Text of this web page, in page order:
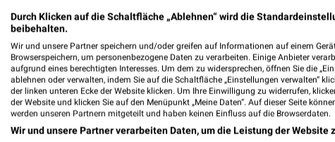
Angebote-Kalender für Kik in
Aug.
03Mo 04Di 05Mi 06 Do 07 Fr
Durch Klicken auf die Schaltfläche „Ablehnen“ wird die
beibehalten.
Wir und unsere Partner speichern und/oder greifen auf Informationen auf einem
Browserspeichern, um personenbezogene Daten zu verarbeiten. Einige Anbieter
aufgrund eines berechtigten Interesses. Um dem zu widersprechen, öffnen Sie die
ablehnen oder verwalten, indem Sie auf die Schaltfläche „Einstellungen verwalten“
der linken unteren Ecke der Website klicken. Um Ihre Einwilligung zu widerrufen,
der Website und klicken Sie auf den Menüpunkt „Meine Daten“. Auf dieser Seite
werden unseren Partnern mitgeteilt und haben keinen Einfluss auf die Browserdaten.
Wir und unsere Partner verarbeiten Daten, um die Leistung der Website